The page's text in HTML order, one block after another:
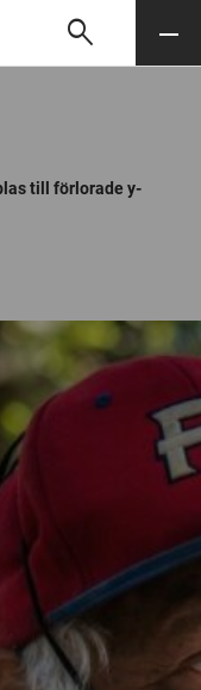
Söksearch Meny
till förlorade y-